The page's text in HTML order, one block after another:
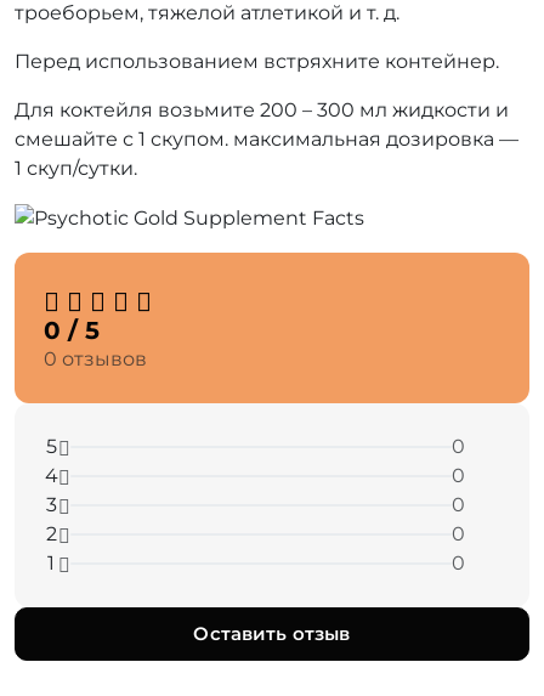
троеборьем, тяжелой атлетикой и т. д.
Перед использованием встряхните контейнер.
Для коктейля возьмите 200 – 300 мл жидкости и
смешайте с 1 скупом. максимальная дозировка —
1 скуп/сутки.
0 / 5
0 отзывов
5
0
4
0
3
0
2
0
1
0
Оставить отзыв